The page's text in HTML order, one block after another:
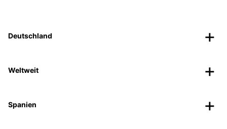
Deutschland
Weltweit
Spanien